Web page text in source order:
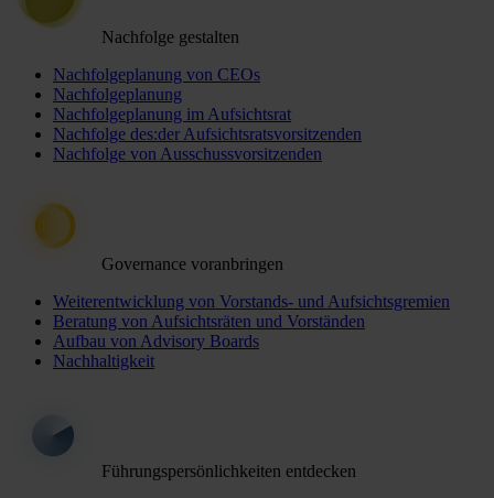
Nachfolge gestalten
Nachfolgeplanung von CEOs
Nachfolgeplanung
Nachfolgeplanung im Aufsichtsrat
Nachfolge des:der Aufsichtsratsvorsitzenden
Nachfolge von Ausschussvorsitzenden
Governance voranbringen
Weiterentwicklung von Vorstands- und Aufsichtsgremien
Beratung von Aufsichtsräten und Vorständen
Aufbau von Advisory Boards
Nachhaltigkeit
Führungspersönlichkeiten entdecken